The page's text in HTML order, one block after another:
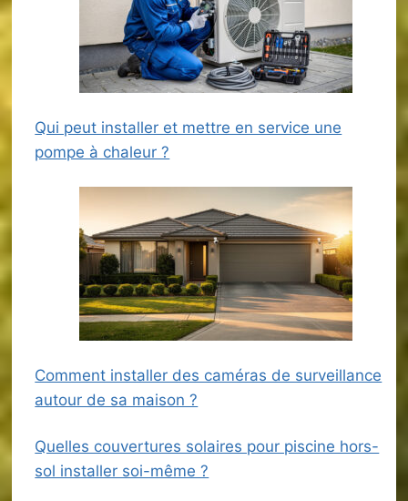
Qui peut installer et mettre en service une
pompe à chaleur ?
Comment installer des caméras de surveillance
autour de sa maison ?
Quelles couvertures solaires pour piscine hors-
sol installer soi-même ?